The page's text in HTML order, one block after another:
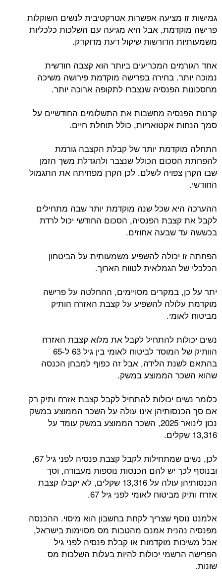
גמישות זו מציעה אפשרות אטרקטיבית לנשים השוקלות
פרישה מוקדמת, אבל היא מגיעה עם השלכות כלכליות
משמעותיות הדורשות שיקול דעת מדוקדק.
אחד הגורמים המכריעים ביותר הוא קצבה חודשית
נמוכה יותר. בחירה בפרישה מוקדמת פירושה משיכה
מחסכונות הפנסיה שנצברו לתקופה ארוכה יותר.
קרנות הפנסיה מחשבות את התשלומים החודשיים על
סמך הנחות אקטואריות, כולל תוחלת חיים.
התחלה מוקדמת יותר של קבלת הקצבה גורמת
להפחתת הסכום הכולל שנצבר ולהגדלת משך הזמן
שבו הקרן צפויה לשלם. לכן הקרן מפחיתה את התגמול
החודשי.
ההערכה היא שכל שנה מוקדמת יותר שבה מתחילים
לקבל את קצבת הפנסיה, הסכום החודשי יכול לרדת
בכששה עד שבעה אחוזים.
הפחתה זו יכולה להשפיע משמעותית על הביטחון
הכלכלי של הגמלאית לטווח הארוך.
יתר על כן, במקרים מסויימים, ההחלטה על פרישה
מוקדמת עלולה להשפיע על קצבת האזרח הותיק
מביטוח לאומי.
נשים יכולות להתחיל לקבל את מלוא קצבת האזרח
הוותיק של המוסד לביטוח לאומי בין גיל 63 ל-65
בהתאם לשנת הלידה, אבל זה כפוף למבחן הכנסה
שהוא השכר הממוצע במשק.
כלומר נשים יכולות להתחיל לקבל קצבת אזרח ותיק רק
אם סך הכנסותיהן אינו עולה על השכר הממוצע במשק
נכון לינואר 2025, השכר הממוצע במשק עומד על
13,316 שקלים.
לכן, נשים שמתחילות לקבל קצבת פנסיה לפני גיל 67,
ובנוסף לכך יש להם הכנסות נוספות מעבודה, וסך
הכנסותיהן עולה על 13,316 שקלים, לא יקבלו קצבת
אזרח ותיק מביטוח לאומי לפני גיל 67.
אלמנט נוסף שצריך לקחת בחשבון הוא מיסוי. ההכנסה
מפנסיה נהנית אמנם מהטבות מס מסוימות בישראל,
אבל משיכות מוקדמות או קבלת פנסיה לפני גיל
הפרישה הרשמי יכולות להיות בעלות השלכות מס
שונות.